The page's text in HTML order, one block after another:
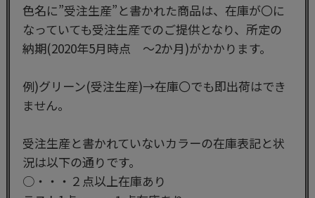
色名に”受注生産”と書かれた商品は、在庫が〇に
なっていても受注生産でのご提供となり、所定の
納期(2020年5月時点 ～2か月)がかかります。
例)グリーン(受注生産)→在庫〇でも即出荷はでき
ません。
受注生産と書かれていないカラーの在庫表記と状
況は以下の通りです。
○・・・２点以上在庫あり